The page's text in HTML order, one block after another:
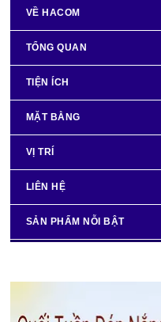
VỀ HACOM
TỔNG QUAN
TIỆN ÍCH
MẶT BẰNG
VỊ TRÍ
LIÊN HỆ
SẢN PHẨM NỖI BẬT